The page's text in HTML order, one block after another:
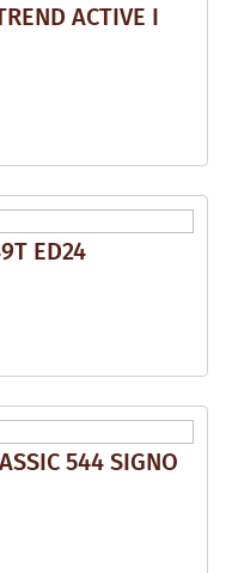
ACTIVE I
ED24
544 SIGNO